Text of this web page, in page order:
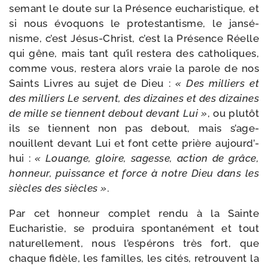
semant le doute sur la Présence eucha­ris­tique, et
si nous évo­quons le pro­tes­tan­tisme, le jan­sé­
nisme, c’est Jésus-​Christ, c’est la Présence Réelle
qui gêne, mais tant qu’il res­te­ra des catho­liques,
comme vous, res­te­ra alors vraie la parole de nos
Saints Livres au sujet de Dieu : « Des mil­liers et
des mil­liers Le servent, des dizaines et des dizaines
de mille se tiennent debout devant Lui », ou plu­tôt
ils se tiennent non pas debout, mais s’a­ge­
nouillent devant Lui et font cette prière aujourd’­
hui :« Louange, gloire, sagesse, action de grâce,
hon­neur, puis­sance et force à notre Dieu dans les
siècles des siècles ».
Par cet hon­neur com­plet ren­du à la Sainte
Eucharistie, se pro­dui­ra spon­ta­né­ment et tout
natu­rel­le­ment, nous l’es­pé­rons très fort, que
chaque fidèle, les familles, les cités, retrouvent la